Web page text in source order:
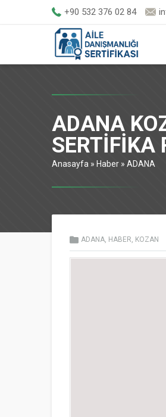
+90 532 376 02 84
ADANA
SERTİFİKA
Anasayfa » Haber » ADANA
ADANA, HABER, KOZAN